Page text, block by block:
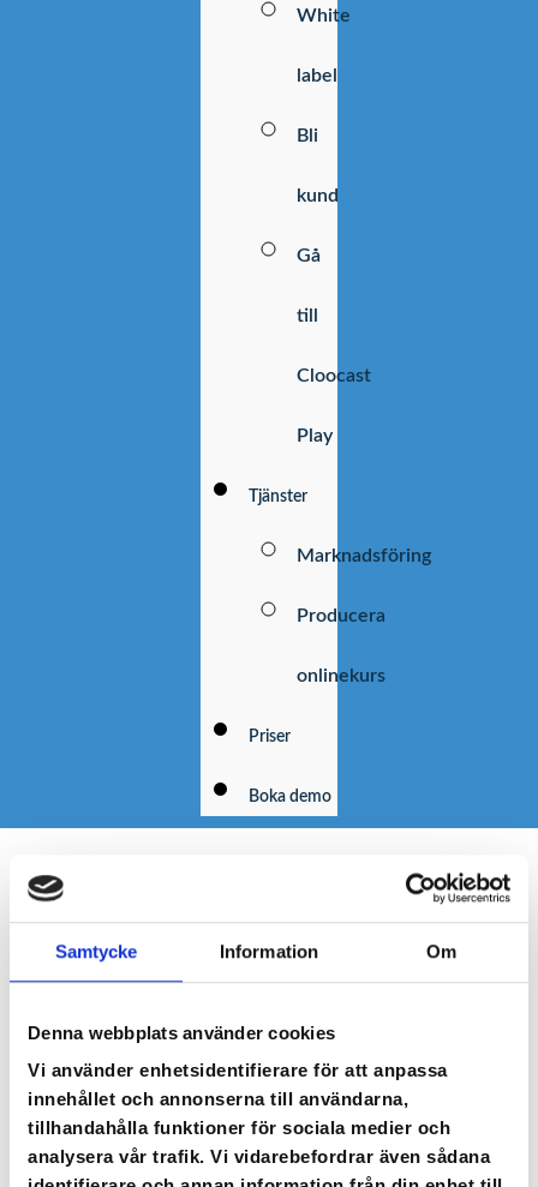
Samtycke Information Om
Denna webbplats använder cookies
Vi använder enhetsidentifierare för att anpassa
innehållet och annonserna till användarna,
tillhandahålla funktioner för sociala medier och
analysera vår trafik. Vi vidarebefordrar även sådana
White
label
Bli
kund
Gå
till
Cloocast
Play
Tjänster
Marknadsföring
Producera
onlinekurs
Priser
Boka demo